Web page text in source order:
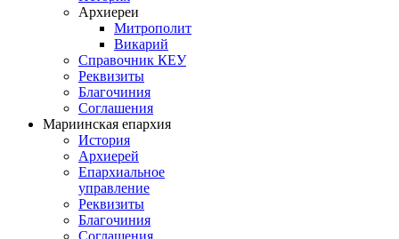
Архиереи
Митрополит
Викарий
Справочник КЕУ
Реквизиты
Благочиния
Соглашения
Мариинская епархия
История
Архиерей
Епархиальное
управление
Реквизиты
Благочиния